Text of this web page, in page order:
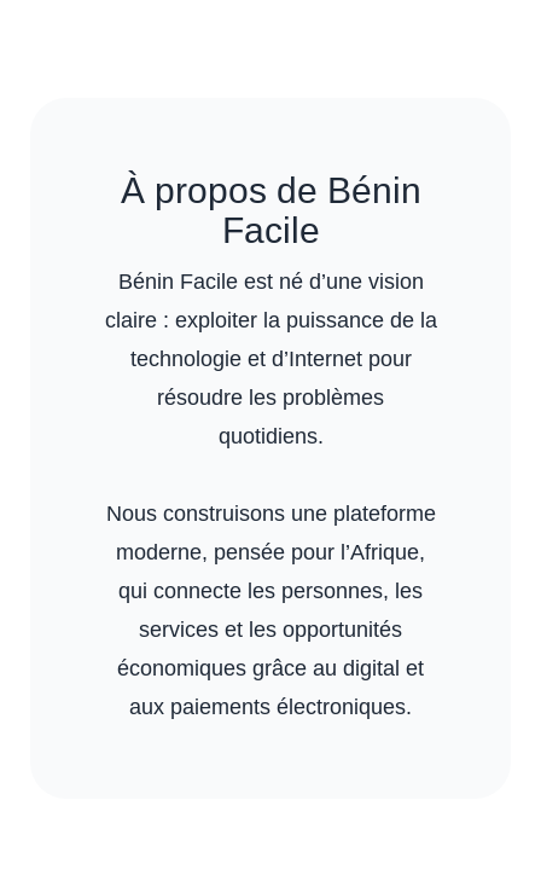
À propos de Bénin
Facile
Bénin Facile est né d’une vision
claire : exploiter la puissance de la
technologie et d’Internet pour
résoudre les problèmes
quotidiens.
Nous construisons une plateforme
moderne, pensée pour l’Afrique,
qui connecte les personnes, les
services et les opportunités
économiques grâce au digital et
aux paiements électroniques.